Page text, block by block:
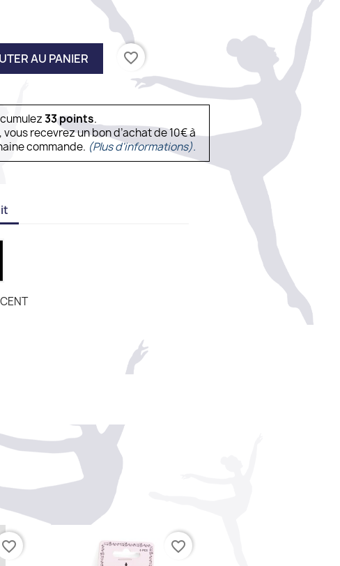
AU PANIER favorite_border
33points.
recevrez un bon d’achat de 10€ à
commande. (Plus d'informations).
favorite_border favorite_border